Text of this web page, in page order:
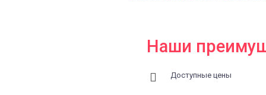
Наши
Доступные цены